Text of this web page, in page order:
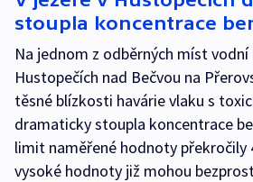
stoupla koncentrace
Na jednom z odběrných míst vodní
Hustopečích nad Bečvou na
těsné blízkosti havárie vlaku s
dramaticky stoupla koncentrace
limit naměřené hodnoty překročily
vysoké hodnoty již mohou